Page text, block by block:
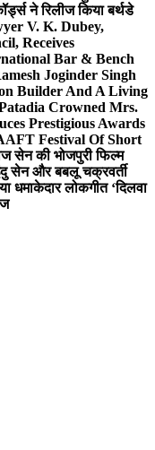
ने रिलीज किया बर्थडे
V. K. Dubey,
Receives
Bar & Bench
Joginder Singh
Builder And A Living
Crowned Mrs.
Prestigious Awards
Festival Of Short
सेन की भोजपुरी फिल्म
सेन और बबलू चक्रवर्ती
धमाकेदार लोकगीत ‘दिलवा